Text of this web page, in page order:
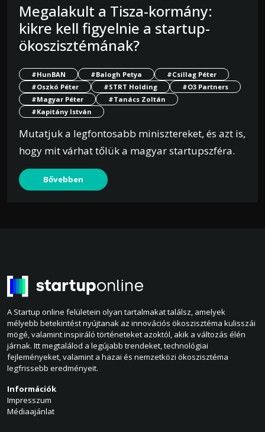
Megalakult a Tisza-kormány:
kikre kell figyelnie a startup-
ökoszisztémának?
#HunBAN #Balogh Petya
#Csillag Péter
#Oszkó Péter
#STRT Holding
#O3 Partners
#Magyar Péter
#Tanács Zoltán
#Kapitány István
Mutatjuk a legfontosabb minisztereket, és azt is,
hogy mit várhat tőlük a magyar startupszféra.
Bővebben
A Startup online felületein olyan tartalmakat találsz, amelyek
mélyebb betekintést nyújtanak az innovációs ökoszisztéma kulisszái
mögé, valamint inspiráló történeteket azoktól, akik a változás élén
járnak. Itt megtalálod a legújabb trendeket, technológiai
fejleményeket, valamint a hazai és nemzetközi ökoszisztéma
legfrissebb eredményeit.
Információk
Impresszum
Médiaajánlat